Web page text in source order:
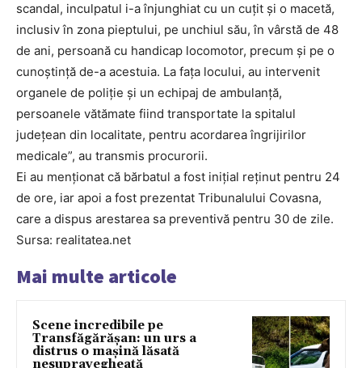
scandal, inculpatul i-a înjunghiat cu un cuţit şi o macetă,
inclusiv în zona pieptului, pe unchiul său, în vârstă de 48
de ani, persoană cu handicap locomotor, precum şi pe o
cunoştinţă de-a acestuia. La faţa locului, au intervenit
organele de poliţie şi un echipaj de ambulanţă,
persoanele vătămate fiind transportate la spitalul
judeţean din localitate, pentru acordarea îngrijirilor
medicale”, au transmis procurorii.
Ei au menţionat că bărbatul a fost iniţial reţinut pentru 24
de ore, iar apoi a fost prezentat Tribunalului Covasna,
care a dispus arestarea sa preventivă pentru 30 de zile.
Sursa: realitatea.net
Mai multe articole
Scene incredibile pe
Transfăgărășan: un urs a
distrus o mașină lăsată
nesupravegheată